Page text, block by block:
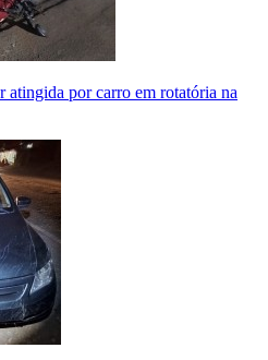
atingida por carro em rotatória na